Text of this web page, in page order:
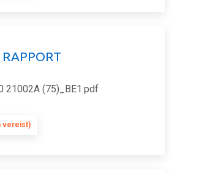
21002A (75)_BE1.pdf
vereist)